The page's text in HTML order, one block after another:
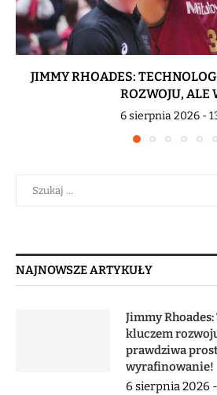
JIMMY RHOADES:
ROZWOJU, ALE
6 sierpnia 2026 -
NAJNOWSZE ARTYKUŁY
Jimmy
kluczem
prawdziwa
wyrafinowanie!
6 sierpnia 2026 -